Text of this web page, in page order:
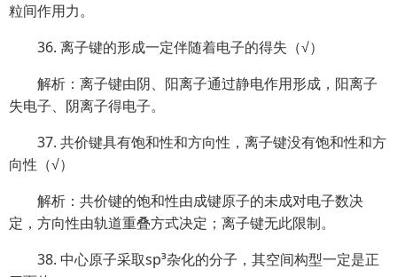
粒间作用力。
36. 离子键的形成一定伴随着电子的得失（√）
解析：离子键由阴、阳离子通过静电作用形成，阳离子
失电子、阴离子得电子。
37. 共价键具有饱和性和方向性，离子键没有饱和性和方
向性（√）
解析：共价键的饱和性由成键原子的未成对电子数决
定，方向性由轨道重叠方式决定；离子键无此限制。
38. 中心原子采取sp³杂化的分子，其空间构型一定是正